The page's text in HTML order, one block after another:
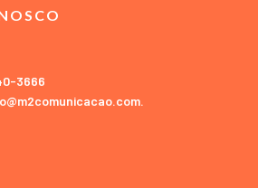
3666